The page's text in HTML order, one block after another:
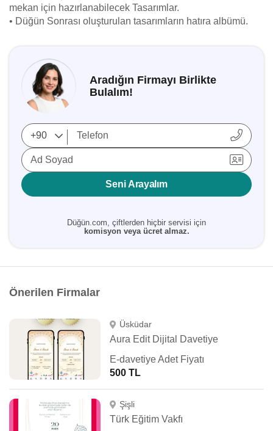
mekan için hazırlanabilecek Tasarımlar.
• Düğün Sonrası oluşturulan tasarımların hatıra albümü.
Aradığın Firmayı Birlikte
Bulalım!
Ad Soyad
Seni Arayalım
Düğün.com, çiftlerden hiçbir servisi için
komisyon veya ücret almaz.
Önerilen Firmalar
Üsküdar
Aura Edit Dijital Davetiye
E-davetiye Adet Fiyatı
500 TL
Şişli
Türk Eğitim Vakfı